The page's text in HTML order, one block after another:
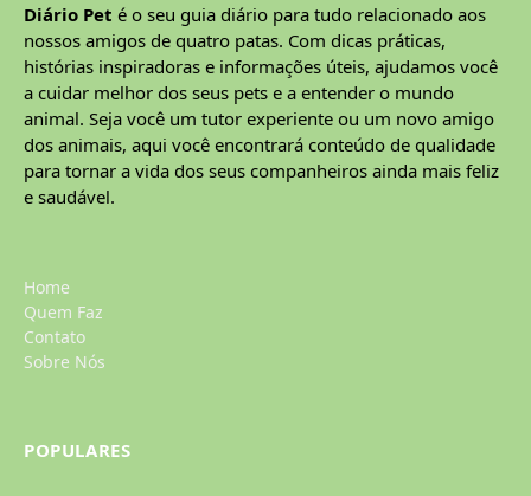
Diário Pet é o seu guia diário para tudo relacionado aos
nossos amigos de quatro patas. Com dicas práticas,
histórias inspiradoras e informações úteis, ajudamos você
a cuidar melhor dos seus pets e a entender o mundo
animal. Seja você um tutor experiente ou um novo amigo
dos animais, aqui você encontrará conteúdo de qualidade
para tornar a vida dos seus companheiros ainda mais feliz
e saudável.
Home
Quem Faz
Contato
Sobre Nós
POPULARES